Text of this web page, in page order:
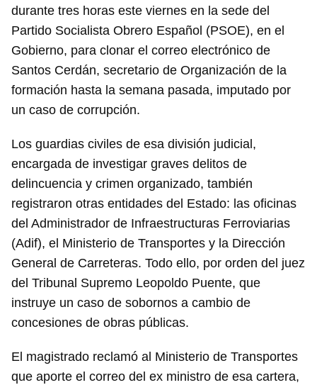
durante tres horas este viernes en la sede del
Partido Socialista Obrero Español (PSOE), en el
Gobierno, para clonar el correo electrónico de
Santos Cerdán, secretario de Organización de la
formación hasta la semana pasada, imputado por
un caso de corrupción.
Los guardias civiles de esa división judicial,
encargada de investigar graves delitos de
delincuencia y crimen organizado, también
registraron otras entidades del Estado: las oficinas
del Administrador de Infraestructuras Ferroviarias
(Adif), el Ministerio de Transportes y la Dirección
General de Carreteras. Todo ello, por orden del juez
del Tribunal Supremo Leopoldo Puente, que
instruye un caso de sobornos a cambio de
concesiones de obras públicas.
El magistrado reclamó al Ministerio de Transportes
que aporte el correo del ex ministro de esa cartera,